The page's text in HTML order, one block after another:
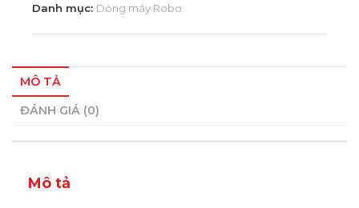
Danh mục: Dòng máy Robo
MÔ TẢ
ĐÁNH GIÁ (0)
Mô tả